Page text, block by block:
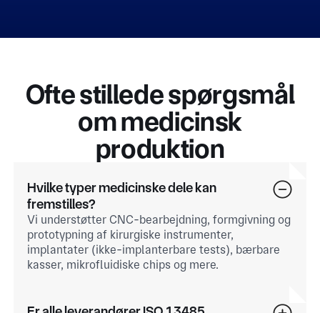
Ofte stillede spørgsmål
om medicinsk
produktion
Hvilke typer medicinske dele kan
fremstilles?
Vi understøtter CNC-bearbejdning, formgivning og
prototypning af kirurgiske instrumenter,
implantater (ikke-implanterbare tests), bærbare
kasser, mikrofluidiske chips og mere.